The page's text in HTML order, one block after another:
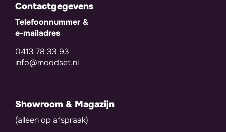
Contactgegevens
Telefoonnummer &
e-mailadres
0413 78 33 93
info@moodset.nl
Showroom & Magazijn
(alleen op afspraak)